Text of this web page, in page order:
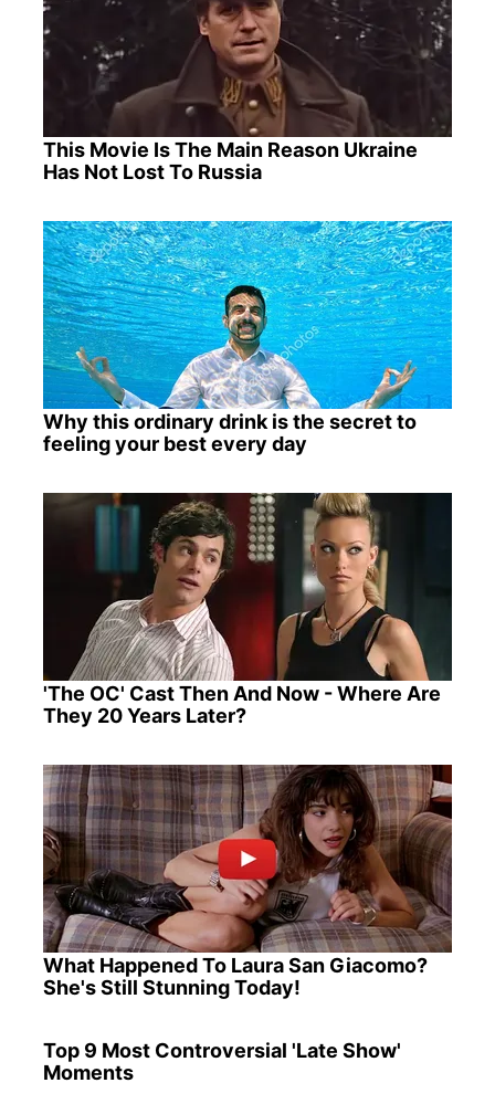
This Movie Is The Main Reason Ukraine
Has Not Lost To Russia
Why this ordinary drink is the secret to
feeling your best every day
'The OC' Cast Then And Now - Where Are
They 20 Years Later?
What Happened To Laura San Giacomo?
She's Still Stunning Today!
Top 9 Most Controversial 'Late Show'
Moments